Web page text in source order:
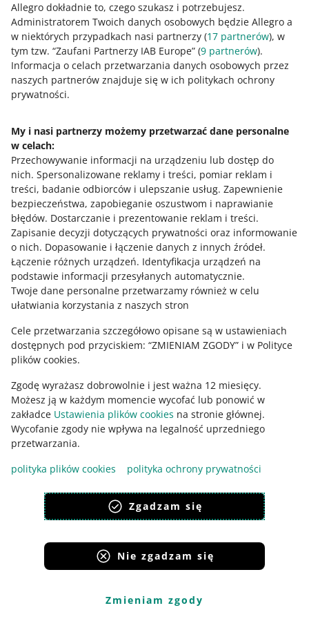
Allegro dokładnie to, czego szukasz i potrzebujesz.
Administratorem Twoich danych osobowych będzie Allegro a
w niektórych przypadkach nasi partnerzy (17 partnerów), w
tym tzw. “Zaufani Partnerzy IAB Europe” (9 partnerów).
Informacja o celach przetwarzania danych osobowych przez
naszych partnerów znajduje się w ich politykach ochrony
prywatności.
My i nasi partnerzy możemy przetwarzać dane personalne
w celach:
Przechowywanie informacji na urządzeniu lub dostęp do
nich. Spersonalizowane reklamy i treści, pomiar reklam i
treści, badanie odbiorców i ulepszanie usług. Zapewnienie
bezpieczeństwa, zapobieganie oszustwom i naprawianie
błędów. Dostarczanie i prezentowanie reklam i treści.
Zapisanie decyzji dotyczących prywatności oraz informowanie
o nich. Dopasowanie i łączenie danych z innych źródeł.
Łączenie różnych urządzeń. Identyfikacja urządzeń na
podstawie informacji przesyłanych automatycznie.
Twoje dane personalne przetwarzamy również w celu
ułatwiania korzystania z naszych stron
Cele przetwarzania szczegółowo opisane są w ustawieniach
dostępnych pod przyciskiem: “ZMIENIAM ZGODY” i w Polityce
plików cookies.
Zgodę wyrażasz dobrowolnie i jest ważna 12 miesięcy.
Możesz ją w każdym momencie wycofać lub ponowić w
zakładce Ustawienia plików cookies na stronie głównej.
Wycofanie zgody nie wpływa na legalność uprzedniego
przetwarzania.
polityka plików cookies
polityka ochrony prywatności
Zgadzam się
Nie zgadzam się
Zmieniam zgody
Nie powtarzaj ujęć produktu. Na miniaturze w prawie
taki sam sposób został pokazany dwukrotnie ten sam
zestaw ogrodowy – dwa krzesła i stolik. Taka miniatura
SZYBKA WSKAZÓWKA 7 MIN
Zasady tworzenia miniaturek na Allegro
(Q&A)
Allegro jest ważny
Potrzebujesz pomocy?
Skontaktuj się z nami
Zapytaj społeczność
Zajrzyj na Allegro Gadane
Ta strona jest też dostępna w innych językach
wygląd: motyw jasny
Serwisy Grupy Allegro
Allegro.sk Allegro.hu Onedelivery.cz